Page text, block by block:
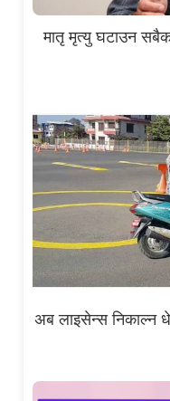
मातृ मृत्यु घटाउन
अब लाइसेन्स निकाल्न